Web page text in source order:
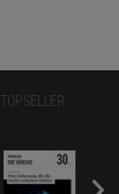
TOPSELLER